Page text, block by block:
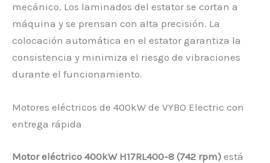
mecánico. Los laminados del estator se cortan a
máquina y se prensan con alta precisión. La
colocación automática en el estator garantiza la
consistencia y minimiza el riesgo de vibraciones
durante el funcionamiento.
Motores eléctricos de 400kW de VYBO Electric con
entrega rápida
Motor eléctrico 400kW H17RL400-8 (742 rpm) está